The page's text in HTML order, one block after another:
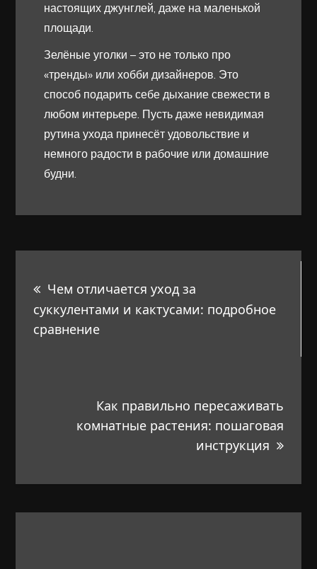
настоящих джунглей, даже на маленькой
площади.
Зелёные уголки – это не только про
«тренды» или хобби дизайнеров. Это
способ подарить себе дыхание свежести в
любом интерьере. Пусть даже невидимая
рутина ухода принесёт удовольствие и
немного радости в рабочие или домашние
будни.
по
записям
Чем отличается уход за
суккулентами и кактусами: подробное
сравнение
Как правильно пересаживать
комнатные растения: пошаговая
инструкция